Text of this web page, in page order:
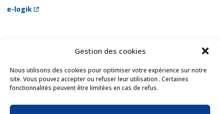
Gestion des cookies
Nous utilisons des cookies pour optimiser votre expérience sur notre
site. Vous pouvez accepter ou refuser leur utilisation . Certaines
fonctionnalités peuvent être limitées en cas de refus.
e-logik
Newsletter
Email *